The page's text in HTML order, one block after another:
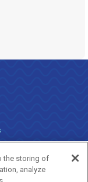
the storing of
analyze